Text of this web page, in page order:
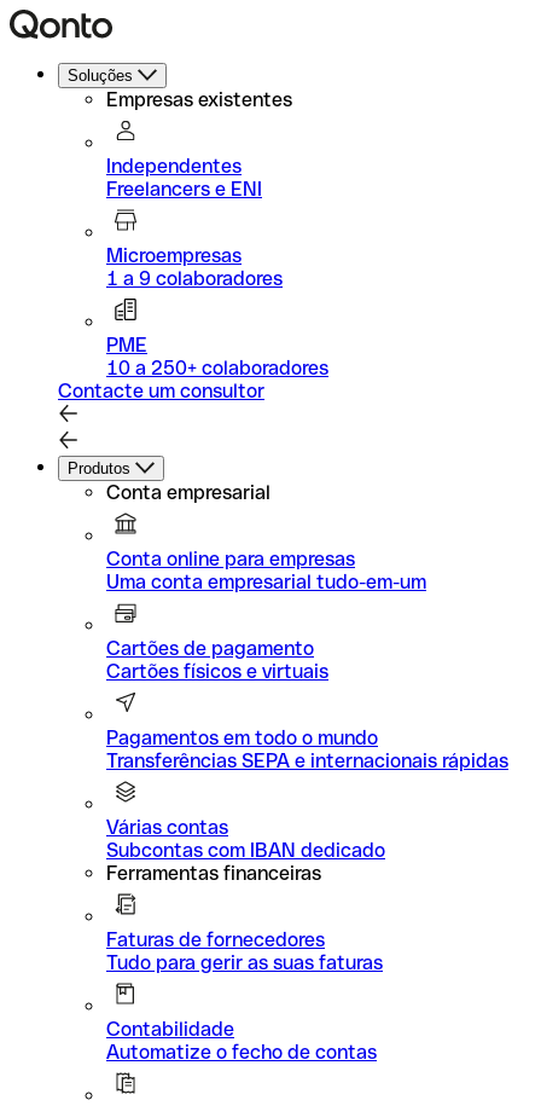
Soluções
Empresas existentes
Independentes
Freelancers e ENI
Microempresas
1 a 9 colaboradores
PME
10 a 250+ colaboradores
Contacte um consultor
Produtos
Conta empresarial
Conta online para empresas
Uma conta empresarial tudo-em-um
Cartões de pagamento
Cartões físicos e virtuais
Pagamentos em todo o mundo
Transferências SEPA e internacionais rápidas
Várias contas
Subcontas com IBAN dedicado
Ferramentas financeiras
Faturas de fornecedores
Tudo para gerir as suas faturas
Contabilidade
Automatize o fecho de contas